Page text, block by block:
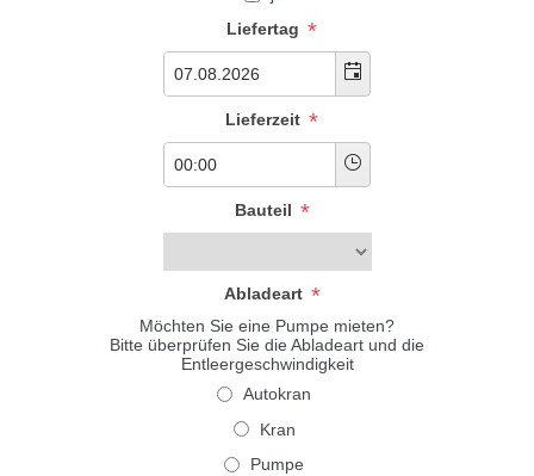
Liefertag *
Lieferzeit *
Bauteil *
Abladeart *
Möchten Sie eine Pumpe mieten?
Bitte überprüfen Sie die Abladeart und die
Entleergeschwindigkeit
Autokran
Kran
Pumpe